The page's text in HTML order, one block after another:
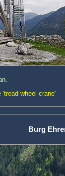
wheel crane'
Burg